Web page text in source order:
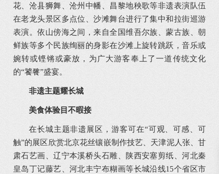
花、沧县狮舞、沧州中幡、昌黎地秧歌等非遗表演队伍
在老龙头景区多点位、沙滩舞台进行了集中和拉街巡游
表演。依山傍海之间，来自全国维吾尔族、蒙古族、朝
鲜族等多个民族绚丽的身影在沙滩上旋转跳跃，音乐或
婉转或铿锵或豪放，为广大游客奉上了一道传统文化
的“饕餮”盛宴。
非遗主题耀长城
美食体验目不暇接
在长城主题非遗展区，游客可在“可观、可感、可
触”的展区欣赏北京花丝镶嵌制作技艺、天津泥人张、甘
肃石艺画、辽宁本溪桥头石雕、陕西安塞剪纸、河北秦
皇岛丁记藤艺、河北丰宁布糊画等长城沿线15个省区市